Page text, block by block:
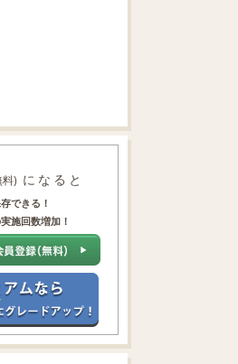
) になると
できる！
施回数増加！